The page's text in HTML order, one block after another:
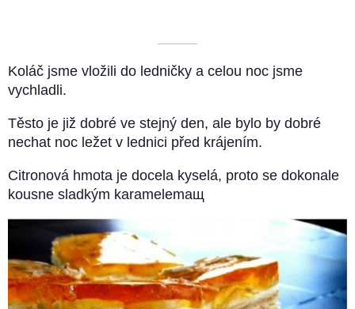
––––––––––
Koláč jsme vložili do ledničky a celou noc jsme
vychladli.
Těsto je již dobré ve stejný den, ale bylo by dobré
nechat noc ležet v lednici před krájením.
Citronová hmota je docela kyselá, proto se dokonale
kousne sladkým karamelemащ